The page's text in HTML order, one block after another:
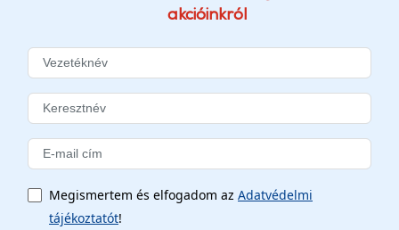
akcióinkról
Megismertem és elfogadom az Adatvédelmi
tájékoztatót!